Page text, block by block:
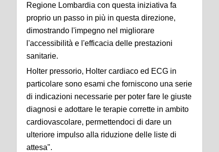
Regione Lombardia con questa iniziativa fa
proprio un passo in più in questa direzione,
dimostrando l'impegno nel migliorare
l'accessibilità e l'efficacia delle prestazioni
sanitarie.
Holter pressorio, Holter cardiaco ed ECG in
particolare sono esami che forniscono una serie
di indicazioni necessarie per poter fare le giuste
diagnosi e adottare le terapie corrette in ambito
cardiovascolare, permettendoci di dare un
ulteriore impulso alla riduzione delle liste di
attesa".